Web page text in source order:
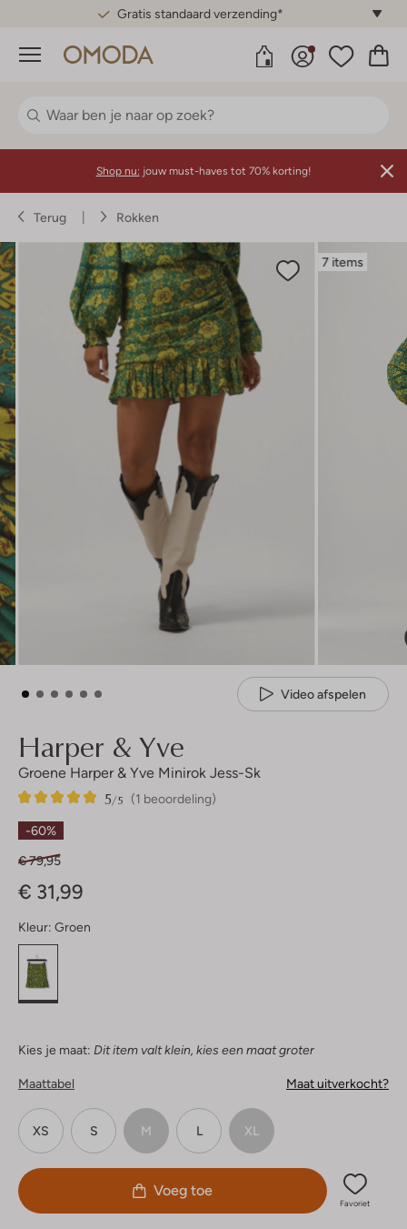
Gratis standaard verzending*
Menu
Shop nu: jouw must-haves tot 70% korting!
Terug Rokken
7 items
Video afspelen
Harper & Yve
Groene Harper & Yve Minirok Jess-Sk
(1 beoordeling)
5/5
1
5
Sterren
-60%
€ 79,95
€ 31,99
Kleur: Groen
Kies je maat: Dit item valt klein, kies een maat groter
Maattabel Maat uitverkocht?
XS S M L XL
Voeg toe
Favoriet